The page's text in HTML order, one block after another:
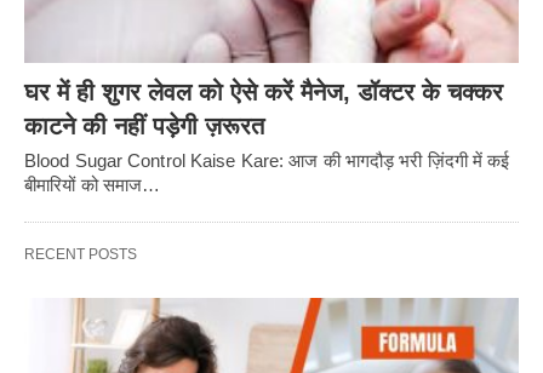
घर में ही शुगर लेवल को ऐसे करें मैनेज, डॉक्टर के चक्कर
काटने की नहीं पड़ेगी ज़रूरत
Blood Sugar Control Kaise Kare: आज की भागदौड़ भरी ज़िंदगी में कई
बीमारियों को समाज…
RECENT POSTS